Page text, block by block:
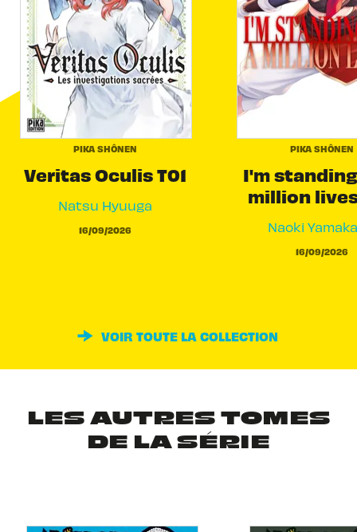
PIKA SHÔNEN
Veritas Oculis T01
Natsu Hyuuga
16/09/2026
PIKA SHÔNEN
I'm
million
Naoki
16/09/2026
VOIR TOUTE LA COLLECTION
LES AUTRES TOMES
DE LA SÉRIE